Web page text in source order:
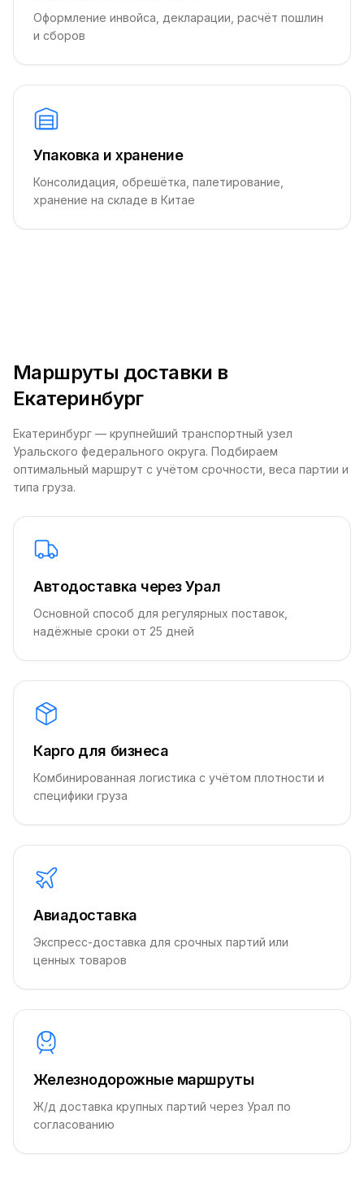
Оформление инвойса, декларации, расчёт пошлин
и сборов
Упаковка и хранение
Консолидация, обрешётка, палетирование,
хранение на складе в Китае
Маршруты доставки в
Екатеринбург
Екатеринбург — крупнейший транспортный узел
Уральского федерального округа. Подбираем
оптимальный маршрут с учётом срочности, веса партии и
типа груза.
Автодоставка через Урал
Основной способ для регулярных поставок,
надёжные сроки от 25 дней
Карго для бизнеса
Комбинированная логистика с учётом плотности и
специфики груза
Авиадоставка
Экспресс-доставка для срочных партий или
ценных товаров
Железнодорожные маршруты
Ж/д доставка крупных партий через Урал по
согласованию